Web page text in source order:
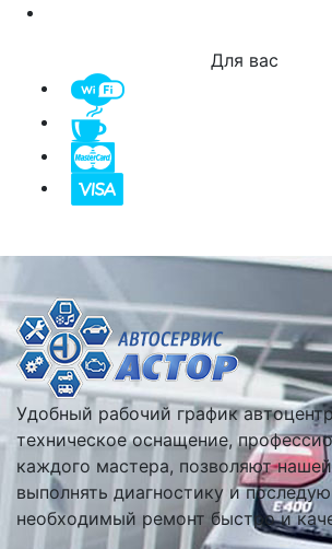
Для вас
Удобный рабочий график
техническое оснащение,
каждого мастера, позволяют
выполнять диагностику и
необходимый ремонт быстро и